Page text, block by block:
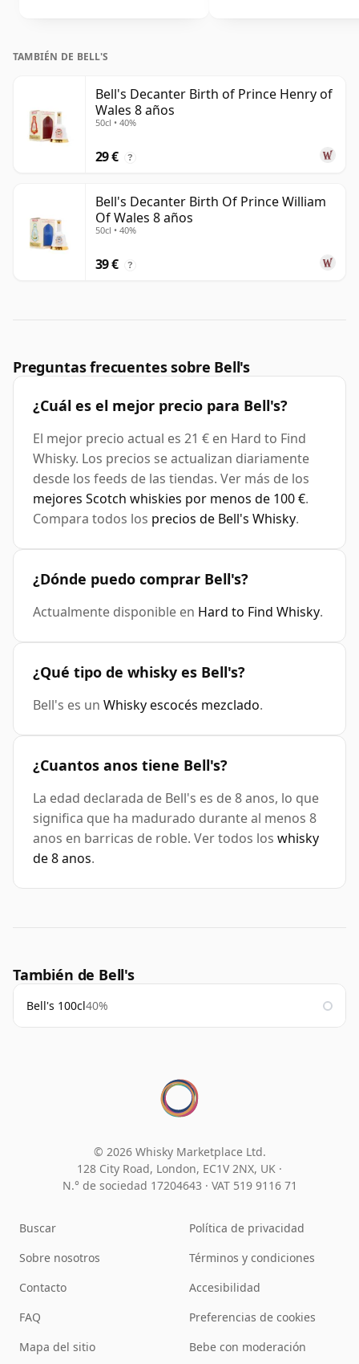
TAMBIÉN DE BELL'S
Bell's Decanter Birth of Prince Henry of
Wales 8 años
50cl • 40%
29 € ?
Bell's Decanter Birth Of Prince William
Of Wales 8 años
50cl • 40%
39 € ?
Preguntas frecuentes sobre Bell's
¿Cuál es el mejor precio para Bell's?
El mejor precio actual es 21 € en Hard to Find
Whisky. Los precios se actualizan diariamente
desde los feeds de las tiendas. Ver más de los
mejores Scotch whiskies por menos de 100 €.
Compara todos los precios de Bell's Whisky.
¿Dónde puedo comprar Bell's?
Actualmente disponible en Hard to Find Whisky.
¿Qué tipo de whisky es Bell's?
Bell's es un Whisky escocés mezclado.
¿Cuantos anos tiene Bell's?
La edad declarada de Bell's es de 8 anos, lo que
significa que ha madurado durante al menos 8
anos en barricas de roble. Ver todos los whisky
de 8 anos.
También de Bell's
Bell's 100cl40%
© 2026 Whisky Marketplace Ltd.
128 City Road, London, EC1V 2NX, UK ·
N.° de sociedad 17204643 · VAT 519 9116 71
Buscar
Sobre nosotros
Contacto
FAQ
Mapa del sitio
Política de privacidad
Términos y condiciones
Accesibilidad
Preferencias de cookies
Bebe con moderación